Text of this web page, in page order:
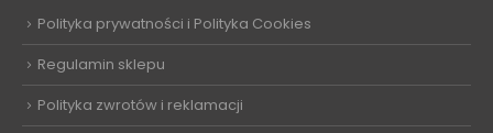
Polityka prywatności i Polityka Cookies
Regulamin sklepu
Polityka zwrotów i reklamacji